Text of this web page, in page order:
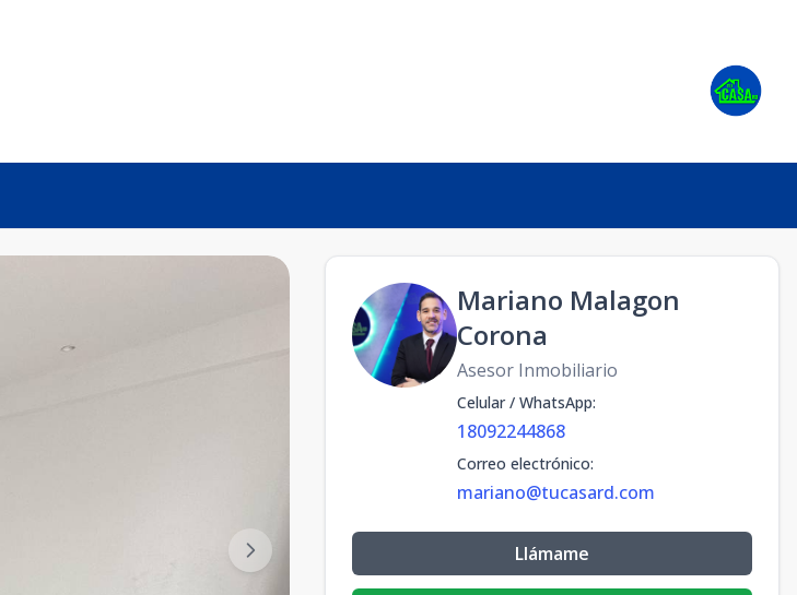
Mariano Malagon
Corona
Asesor Inmobiliario
Celular / WhatsApp:
18092244868
Correo electrónico:
mariano@tucasard.com
Llámame